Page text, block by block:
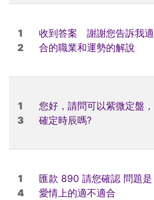
1
2
收到答案 謝謝您告訴我適
合的職業和運勢的解說
1
3
您好，請問可以紫微定盤，
確定時辰嗎?
1
4
匯款 890 請您確認 問題是
愛情上的適不適合